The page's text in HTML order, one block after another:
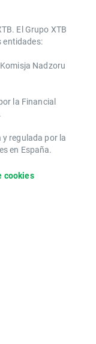
El Grupo XTB
entidades:
Nadzoru
la ​Financial
regulada por la
en España.
cookies